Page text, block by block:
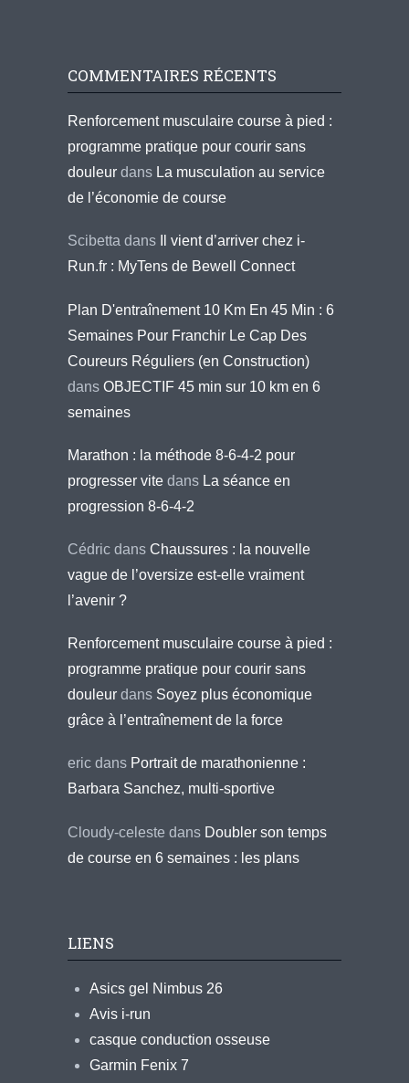
COMMENTAIRES RÉCENTS
Renforcement musculaire course à pied :
programme pratique pour courir sans
douleur dans La musculation au service
de l’économie de course
Scibetta dans
Il vient d’arriver chez i-
Run.fr : MyTens de Bewell Connect
Plan D'entraînement 10 Km En 45 Min : 6
Semaines Pour Franchir Le Cap Des
Coureurs Réguliers (en Construction)
dans OBJECTIF 45 min sur 10 km en 6
semaines
Marathon : la méthode 8-6-4-2 pour
progresser vite dans La séance en
progression 8-6-4-2
Cédric dans Chaussures : la nouvelle
vague de l’oversize est-elle vraiment
l’avenir ?
Renforcement musculaire course à pied :
programme pratique pour courir sans
douleur dans Soyez plus économique
grâce à l’entraînement de la force
eric dans Portrait de marathonienne :
Barbara Sanchez, multi-sportive
Cloudy-celeste dans Doubler son temps
de course en 6 semaines : les plans
LIENS
Asics gel Nimbus 26
Avis i-run
casque conduction osseuse
Garmin Fenix 7